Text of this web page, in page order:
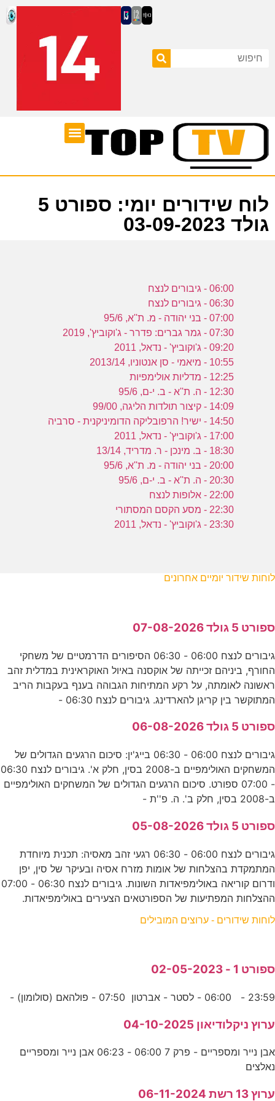
לוח שידורים יומי: ספורט 5
גולד 03-09-2023
06:00 - גיבורים לנצח
06:30 - גיבורים לנצח
07:00 - בני יהודה - מ. ת''א, 95/6
07:30 - גמר גברים: פדרר - ג'וקוביץ', 2019
09:20 - ג'וקוביץ' - נדאל, 2011
10:55 - מיאמי - סן אנטוניו, 2013/14
12:25 - מדליות אולימפיות
12:30 - ה. ת''א - ב. י-ם, 95/6
14:09 - קיצור תולדות הליגה, 99/00
14:50 - ישיר! הרפובליקה הדומיניקנית - סרביה
17:00 - ג'וקוביץ' - נדאל, 2011
18:30 - ב. מינכן - ר. מדריד, 13/14
20:00 - בני יהודה - מ. ת''א, 95/6
20:30 - ה. ת''א - ב. י-ם, 95/6
22:00 - אלופות לנצח
22:30 - מסע הקסם המסתורי
23:30 - ג'וקוביץ' - נדאל, 2011
לוחות שידור יומיים אחרונים
ספורט 5 גולד 07-08-2026
גיבורים לנצח 06:00 - 06:30 הסיפורים הדרמטיים של משחקי
החורף, ביניהם זכייתה של אוקסנה באיול האוקראינית במדלית זהב
ראשונה לאומתה, על רקע המתיחות הגבוהה בענף בעקבות הריב
המתוקשר בין קריגן להארדינג. גיבורים לנצח 06:30 -
ספורט 5 גולד 06-08-2026
גיבורים לנצח 06:00 - 06:30 בייג'ין: סיכום הרגעים הגדולים של
המשחקים האולימפיים ב-2008 בסין, חלק א'. גיבורים לנצח 06:30
- 07:00 ספורט. סיכום הרגעים הגדולים של המשחקים האולימפיים
ב-2008 בסין, חלק ב'. ה. פ''ת -
ספורט 5 גולד 05-08-2026
גיבורים לנצח 06:00 - 06:30 רגעי זהב מאסיה: תכנית מיוחדת
המתמקדת בהצלחות של אומות מזרח אסיה ובעיקר של סין, יפן
ודרום קוריאה באולימפיאדות השונות. גיבורים לנצח 06:30 - 07:00
ההצלחות המפתיעות של הספורטאים הצעירים באולימפיאדות.
לוחות שידורים - ערוצים המובילים
ספורט 1 - 02-05-2023
23:59 - 06:00 - לסטר - אברטון 07:50 - פולהאם (סולומון) -
ערוץ ניקלודיאון 04-10-2025
אבן נייר ומספריים - פרק 7 06:00 - 06:23 אבן נייר ומספריים
נאלצים
ערוץ 13 רשת 06-11-2024